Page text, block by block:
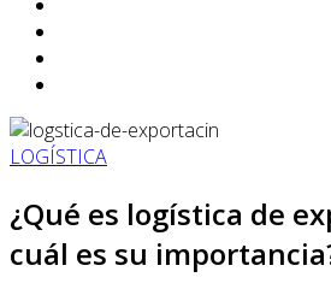
LOGÍSTICA
¿Qué es logística de
cuál es su